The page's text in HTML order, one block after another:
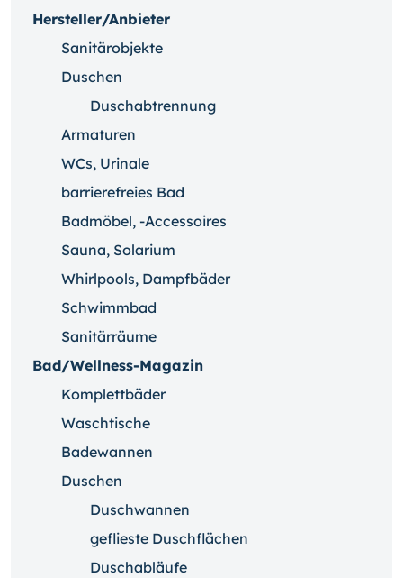
Hersteller/Anbieter
Sanitärobjekte
Duschen
Duschabtrennung
Armaturen
WCs, Urinale
barrierefreies Bad
Badmöbel, -Accessoires
Sauna, Solarium
Whirlpools, Dampfbäder
Schwimmbad
Sanitärräume
Bad/Wellness-Magazin
Komplettbäder
Waschtische
Badewannen
Duschen
Duschwannen
geflieste Duschflächen
Duschabläufe